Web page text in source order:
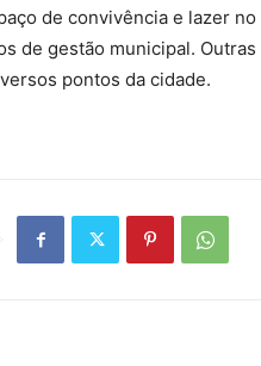
de convivência e lazer
de gestão municipal.
pontos da cidade.